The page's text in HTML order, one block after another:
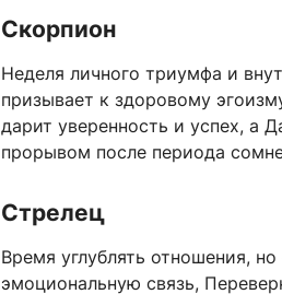
Скорпион
Неделя личного триумфа и
призывает к здоровому
дарит уверенность и успех, а
прорывом после периода
Стрелец
Время углублять отношения,
эмоциональную связь,